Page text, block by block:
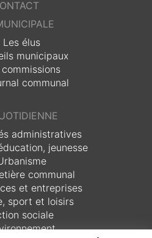
Les élus
municipaux
commissions
communal
administratives
jeunesse
communal
et entreprises
sport et loisirs
sociale